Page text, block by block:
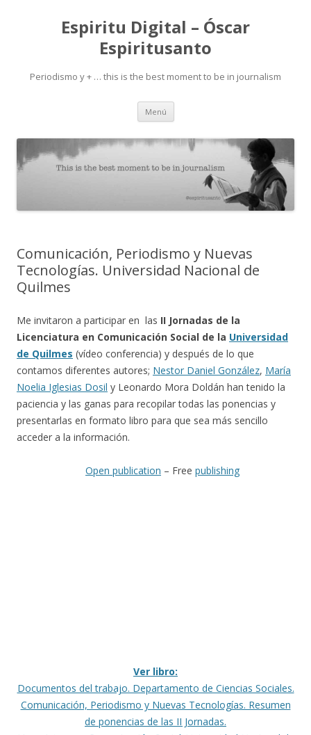
Espiritu Digital – Óscar
Espiritusanto
Periodismo y + … this is the best moment to be in journalism
Menú Ir
contenido
Comunicación, Periodismo y Nuevas
Tecnologías. Universidad Nacional de
Quilmes
Me invitaron a participar en las II Jornadas de la
Licenciatura en Comunicación Social de la Universidad
de Quilmes (vídeo conferencia) y después de lo que
contamos diferentes autores; Nestor Daniel González, María
Noelia Iglesias Dosil y Leonardo Mora Doldán han tenido la
paciencia y las ganas para recopilar todas las ponencias y
presentarlas en formato libro para que sea más sencillo
acceder a la información.
Open publication – Free publishing
Ver libro:
Documentos del trabajo. Departamento de Ciencias Sociales.
Comunicación, Periodismo y Nuevas Tecnologías. Resumen
de ponencias de las II Jornadas.